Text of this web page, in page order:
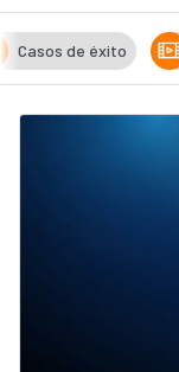
Casos de éxito